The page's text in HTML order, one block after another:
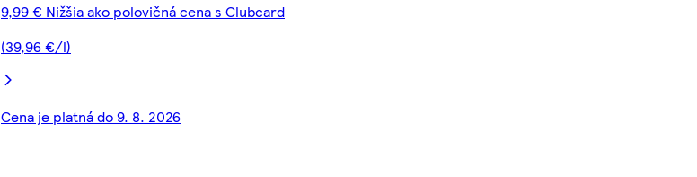
9,99 € Nižšia ako polovičná cena s Clubcard
(39,96 €/l)
Cena je platná do 9. 8. 2026